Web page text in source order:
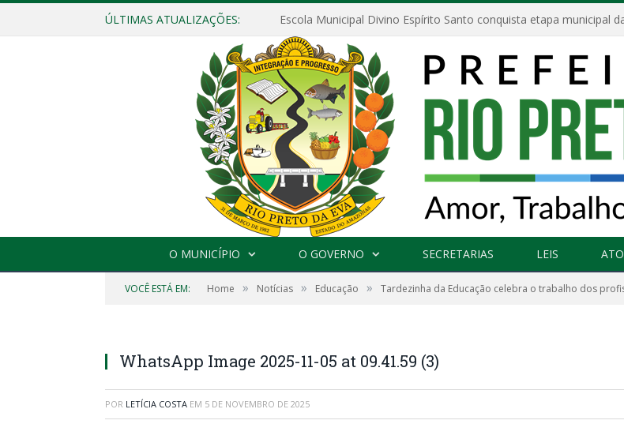
ÚLTIMAS ATUALIZAÇÕES:
O MUNICÍPIO O GOVERNO SECRETARIAS LEIS
VOCÊ ESTÁ EM: Home » Notícias » Educação » Tardezinha da Educação celebra o trabalho dos
WhatsApp Image 2025-11-05 at 09.41.59 (3)
POR LETÍCIA COSTA EM 5 DE NOVEMBRO DE 2025